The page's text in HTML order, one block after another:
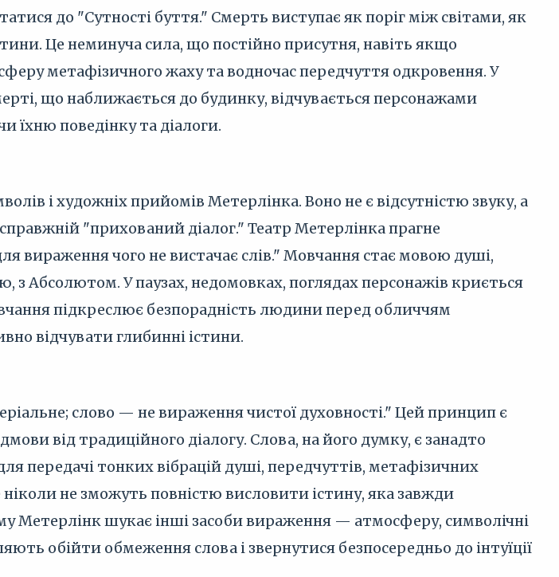
до "Сутності буття." Смерть виступає як поріг між світами, як
Це неминуча сила, що постійно присутня, навіть якщо
метафізичного жаху та водночас передчуття одкровення. У
що наближається до будинку, відчувається персонажами
їхню поведінку та діалоги.
і художніх прийомів Метерлінка. Воно не є відсутністю звуку, а
"прихований діалог." Театр Метерлінка прагне
вираження чого не вистачає слів." Мовчання стає мовою душі,
з Абсолютом. У паузах, недомовках, поглядах персонажів криється
підкреслює безпорадність людини перед обличчям
відчувати глибинні істини.
слово — не вираження чистої духовності." Цей принцип є
від традиційного діалогу. Слова, на його думку, є занадто
тонких вібрацій душі, передчуттів, метафізичних
не зможуть повністю висловити істину, яка завжди
Метерлінк шукає інші засоби вираження — атмосферу, символічні
обійти обмеження слова і звернутися безпосередньо до інтуїції